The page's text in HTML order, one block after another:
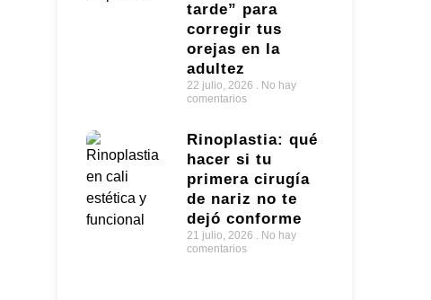
tarde” para
corregir tus
orejas en la
adultez
22 julio, 2026
No hay
comentarios
Rinoplastia: qué
hacer si tu
primera cirugía
de nariz no te
dejó conforme
21 julio, 2026
No hay
comentarios